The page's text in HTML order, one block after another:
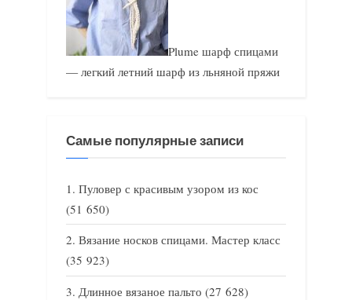
Plume шарф спицами
— легкий летний шарф из льняной пряжи
Самые популярные записи
Пуловер с красивым узором из кос
(51 650)
Вязание носков спицами. Мастер класс
(35 923)
Длинное вязаное пальто (27 628)